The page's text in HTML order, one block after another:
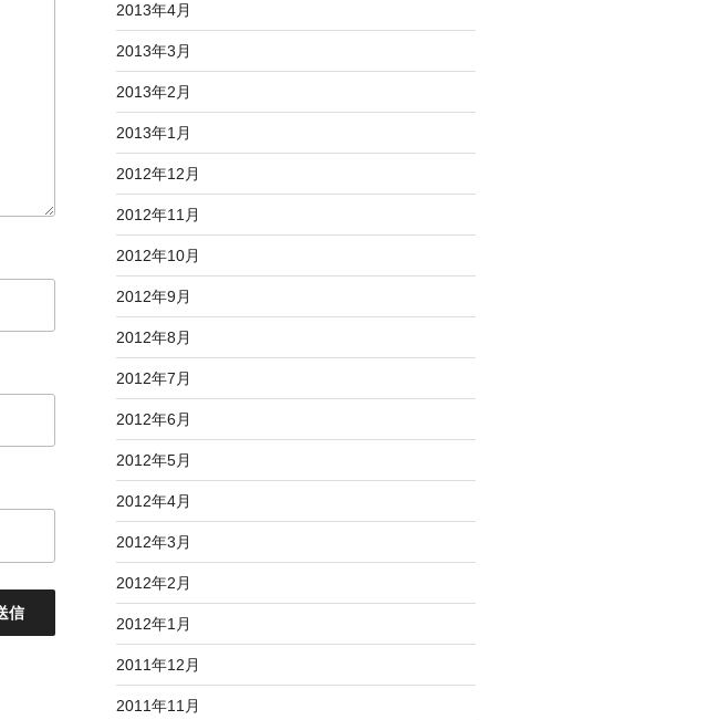
2013年4月
2013年3月
2013年2月
2013年1月
2012年12月
2012年11月
2012年10月
2012年9月
2012年8月
2012年7月
2012年6月
2012年5月
2012年4月
2012年3月
2012年2月
2012年1月
2011年12月
2011年11月